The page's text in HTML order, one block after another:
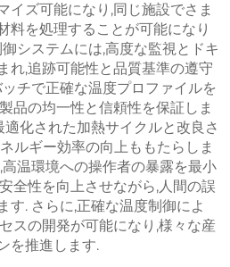
イズ可能になり,同じ施設でさま
料を処理することが可能になり
システムには,高度な監視とドキ
れ,追跡可能性と品質基準の遵守
チで正確な温度プロファイルを
品の均一性と信頼性を保証しま
化された加熱サイクルと改良さ
ルギー効率の向上ももたらしま
温環境への操作者の暴露を最小
全性を向上させながら,人間の誤
す. さらに,正確な温度制御によ
スの開発が可能になり,様々な産
を推進します.